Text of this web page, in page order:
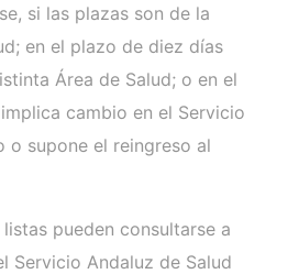
si las plazas son de la
en el plazo de diez días
Área de Salud; o en el
cambio en el Servicio
o supone el reingreso al
pueden consultarse a
Servicio Andaluz de Salud